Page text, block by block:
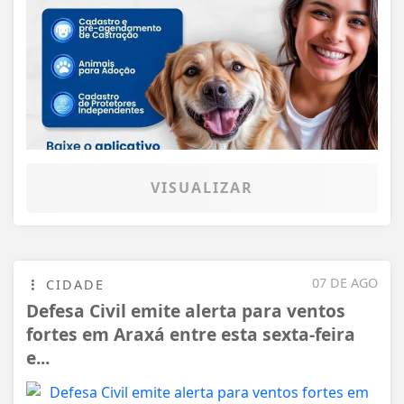
VISUALIZAR
07 DE AGO
CIDADE
Defesa Civil emite alerta para ventos
fortes em Araxá entre esta sexta-feira
e...